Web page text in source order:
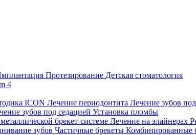
Протезирование Детская стоматология
4
ICON Лечение периодонтита Лечение зубов
зубов под седацией Установка пломбы
брекет-системе Лечение на элайнерах
зубов Частичные брекеты Комбинированные